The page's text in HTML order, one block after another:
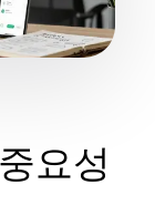
요성